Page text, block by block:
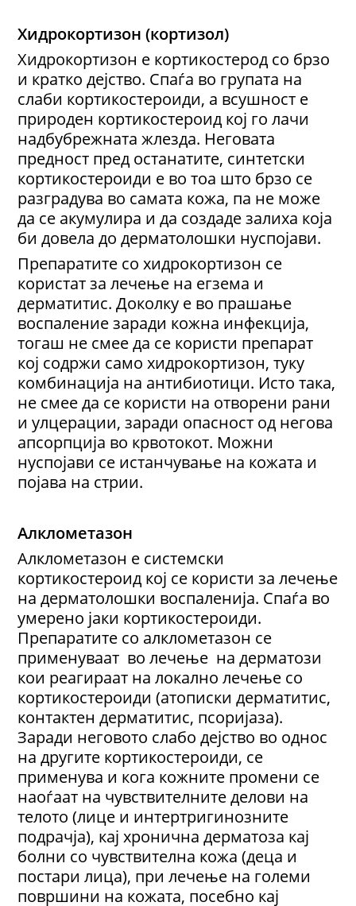
Хидрокортизон (кортизол)
Хидрокортизон е кортикостерод со брзо
и кратко дејство. Спаѓа во групата на
слаби кортикостероиди, а всушност е
природен кортикостероид кој го лачи
надбубрежната жлезда. Неговата
предност пред останатите, синтетски
кортикостероиди е во тоа што брзо се
разградува во самата кожа, па не може
да се акумулира и да создаде залиха која
би довела до дерматолошки нуспојави.
Препаратите со хидрокортизон се
користат за лечење на егзема и
дерматитис. Доколку е во прашање
воспаление заради кожна инфекција,
тогаш не смее да се користи препарат
кој содржи само хидрокортизон, туку
комбинација на антибиотици. Исто така,
не смее да се користи на отворени рани
и улцерации, заради опасност од негова
апсорпција во крвотокот. Можни
нуспојави се истанчување на кожата и
појава на стрии.
Алклометазон
Алклометазон е системски
кортикостероид кој се користи за лечење
на дерматолошки воспаленија. Спаѓа во
умерено јаки кортикостероиди.
Препаратите со алклометазон се
применуваат во лечење на дерматози
кои реагираат на локално лечење со
кортикостероиди (атописки дерматитис,
контактен дерматитис, псоријаза).
Заради неговото слабо дејство во однос
на другите кортикостероиди, се
применува и кога кожните промени се
наоѓаат на чувствителните делови на
телото (лице и интертригинозните
подрачја), кај хронична дерматоза кај
болни со чувствителна кожа (деца и
постари лица), при лечење на големи
површини на кожата, посебно кај